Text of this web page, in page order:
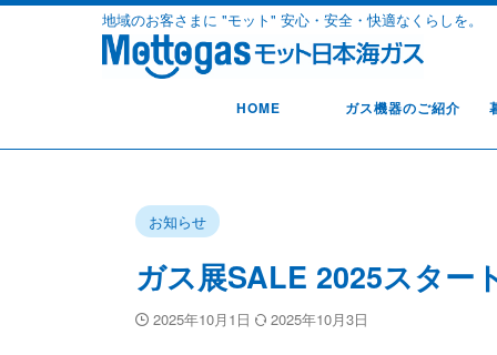
地域のお客さまに "モット" 安心・安全・快適なくらしを。
HOME ガス機器のご紹介
お知らせ
ガス展SALE 2025スター
2025年10月1日 2025年10月3日